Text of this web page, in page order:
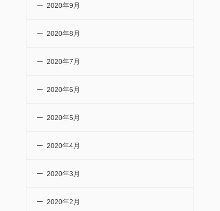
2020年9月
2020年8月
2020年7月
2020年6月
2020年5月
2020年4月
2020年3月
2020年2月